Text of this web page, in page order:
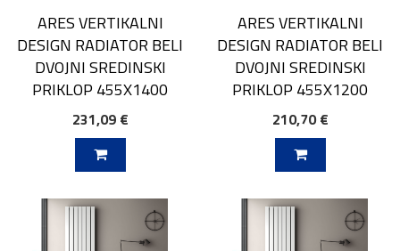
ARES VERTIKALNI
DESIGN RADIATOR BELI
DVOJNI SREDINSKI
PRIKLOP 455X1400
231,09 €
ARES VERTIKALNI
DESIGN RADIATOR BELI
DVOJNI SREDINSKI
PRIKLOP 455X1200
210,70 €